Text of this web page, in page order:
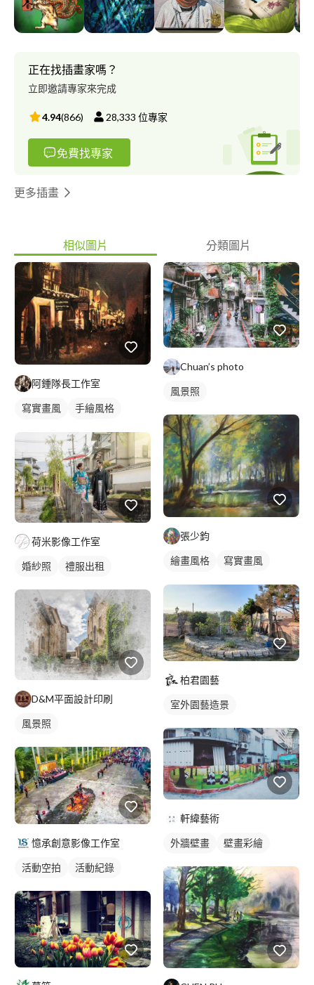
正在找插畫家嗎？
立即邀請專家來完成
4.94(866) 28,333 位專家
免費找專家
更多插畫
相似圖片 分類圖片
阿鍾隊長工作室
寫實畫風
手繪風格
風景寫生
荷米影像工作室
婚紗照 禮服出租
D&M平面設計印刷
風景照
憶承創意影像工作室
活動空拍 活動紀錄
Chuan’s photo
風景照
張少鈞
繪畫風格
寫實畫風
風景寫生
柏君園藝
室外園藝造景
軒緯藝術
外牆壁畫 壁畫彩繪